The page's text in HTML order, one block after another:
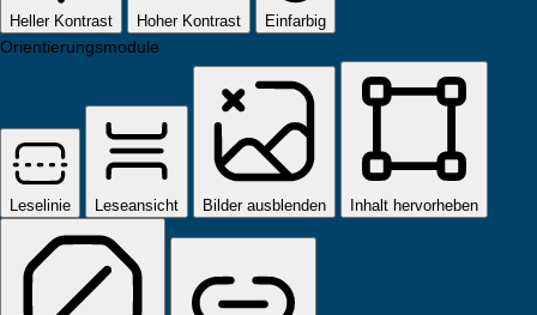
Heller Kontrast Hoher Kontrast Einfarbig
Orientierungsmodule
Leselinie Leseansicht Bilder ausblenden Inhalt hervorheben